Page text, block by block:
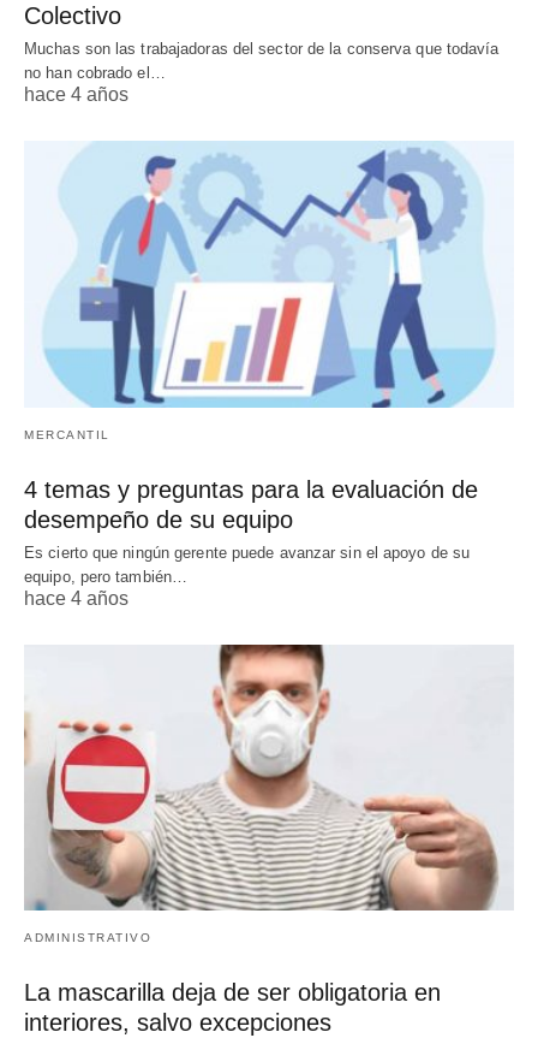
Colectivo
Muchas son las trabajadoras del sector de la conserva que todavía
no han cobrado el…
hace 4 años
MERCANTIL
4 temas y preguntas para la evaluación de
desempeño de su equipo
Es cierto que ningún gerente puede avanzar sin el apoyo de su
equipo, pero también…
hace 4 años
ADMINISTRATIVO
La mascarilla deja de ser obligatoria en
interiores, salvo excepciones